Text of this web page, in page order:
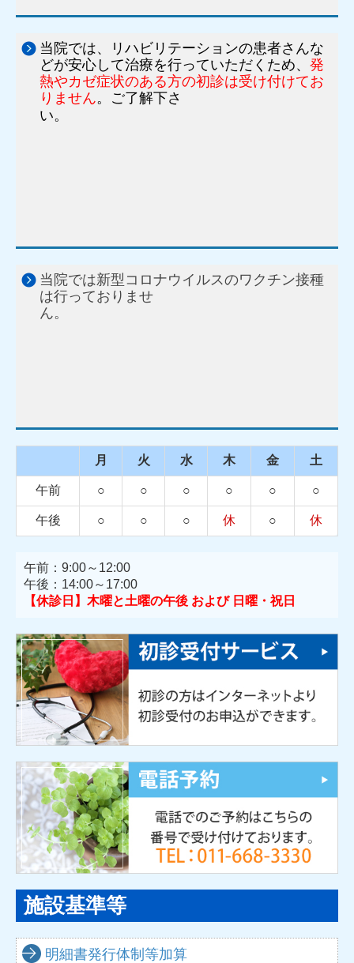
当院では、リハビリテーションの患者さんな
どが安心して治療を行っていただくため、 発
熱やカゼ症状のある方の初診は受け付けてお
りません。ご了解下さ
い。
当院では新型コロナウイルスのワクチン接種
は行っておりませ
ん。
月 火 水 木 金 土
午前 ○ ○ ○ ○ ○ ○
午後 ○ ○ ○ 休 ○ 休
午前：9:00～12:00
午後：14:00～17:00
【休診日】木曜と土曜の午後 および 日曜・祝日
施設基準等
明細書発行体制等加算